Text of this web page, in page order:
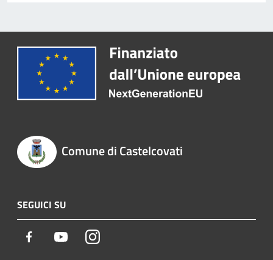
Comune di Castelcovati
SEGUICI SU
Facebook YoutubeInstagram